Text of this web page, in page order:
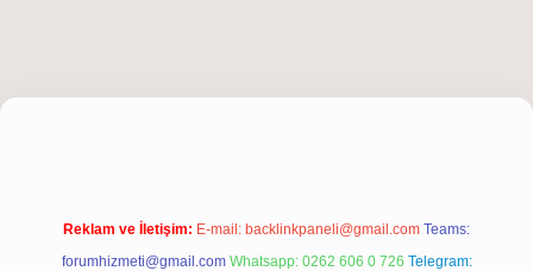
giriş
Reklam ve İletişim: E-mail: backlinkpaneli@gmail.com Teams:
forumhizmeti@gmail.com Whatsapp: 0262 606 0 726 Telegram: